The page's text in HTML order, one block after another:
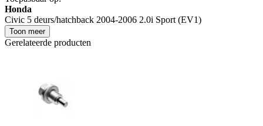
Honda
Civic 5 deurs/hatchback 2004-2006 2.0i Sport (EV1)
Toon meer
Gerelateerde producten